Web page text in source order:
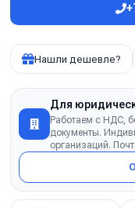
Нашли дешевле?
Для
Работаем с НДС,
документы.
организаций.